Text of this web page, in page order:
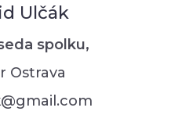
Ulčák
spolku,
Ostrava